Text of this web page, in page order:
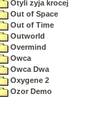
Otyli zyja krocej
Out of Space
Out of Time
Outworld
Overmind
Owca
Owca Dwa
Oxygene 2
Ozor Demo